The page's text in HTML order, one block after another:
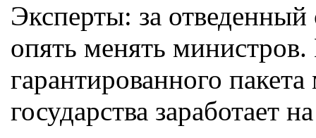
Эксперты: за
опять менять
гарантированного
государства заработает